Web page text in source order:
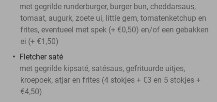
met gegrilde runderburger, burger bun, cheddarsaus,
tomaat, augurk, zoete ui, little gem, tomatenketchup en
frites, eventueel met spek (+ €0,50) en/of een gebakken
ei (+ €1,50)
Fletcher saté
met gegrilde kipsaté, satésaus, gefrituurde uitjes,
kroepoek, atjar en frites (4 stokjes + €3 en 5 stokjes +
€4,50)